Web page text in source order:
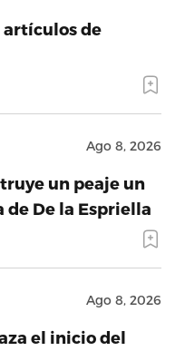
artículos de
Ago 8, 2026
un peaje un
De la Espriella
Ago 8, 2026
el inicio del